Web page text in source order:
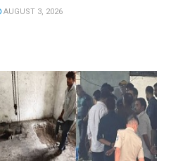
AUGUST 3, 2026